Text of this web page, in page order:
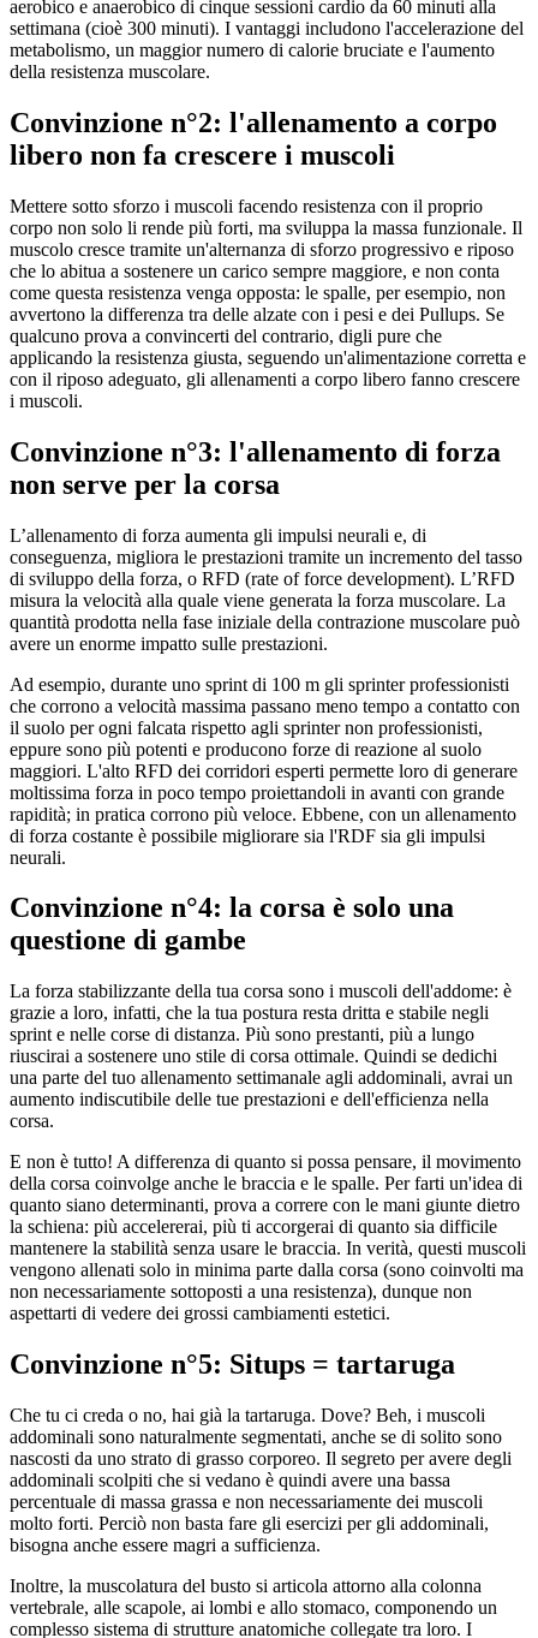
aerobico e anaerobico di cinque sessioni cardio da 60 minuti alla
settimana (cioè 300 minuti). I vantaggi includono l'accelerazione del
metabolismo, un maggior numero di calorie bruciate e l'aumento
della resistenza muscolare.
Convinzione n°2: l'allenamento a corpo
libero non fa crescere i muscoli
Mettere sotto sforzo i muscoli facendo resistenza con il proprio
corpo non solo li rende più forti, ma sviluppa la massa funzionale. Il
muscolo cresce tramite un'alternanza di sforzo progressivo e riposo
che lo abitua a sostenere un carico sempre maggiore, e non conta
come questa resistenza venga opposta: le spalle, per esempio, non
avvertono la differenza tra delle alzate con i pesi e dei Pullups. Se
qualcuno prova a convincerti del contrario, digli pure che
applicando la resistenza giusta, seguendo un'alimentazione corretta e
con il riposo adeguato, gli allenamenti a corpo libero fanno crescere
i muscoli.
Convinzione n°3: l'allenamento di forza
non serve per la corsa
L’allenamento di forza aumenta gli impulsi neurali e, di
conseguenza, migliora le prestazioni tramite un incremento del tasso
di sviluppo della forza, o RFD (rate of force development). L’RFD
misura la velocità alla quale viene generata la forza muscolare. La
quantità prodotta nella fase iniziale della contrazione muscolare può
avere un enorme impatto sulle prestazioni.
Ad esempio, durante uno sprint di 100 m gli sprinter professionisti
che corrono a velocità massima passano meno tempo a contatto con
il suolo per ogni falcata rispetto agli sprinter non professionisti,
eppure sono più potenti e producono forze di reazione al suolo
maggiori. L'alto RFD dei corridori esperti permette loro di generare
moltissima forza in poco tempo proiettandoli in avanti con grande
rapidità; in pratica corrono più veloce. Ebbene, con un allenamento
di forza costante è possibile migliorare sia l'RDF sia gli impulsi
neurali.
Convinzione n°4: la corsa è solo una
questione di gambe
La forza stabilizzante della tua corsa sono i muscoli dell'addome: è
grazie a loro, infatti, che la tua postura resta dritta e stabile negli
sprint e nelle corse di distanza. Più sono prestanti, più a lungo
riuscirai a sostenere uno stile di corsa ottimale. Quindi se dedichi
una parte del tuo allenamento settimanale agli addominali, avrai un
aumento indiscutibile delle tue prestazioni e dell'efficienza nella
corsa.
E non è tutto! A differenza di quanto si possa pensare, il movimento
della corsa coinvolge anche le braccia e le spalle. Per farti un'idea di
quanto siano determinanti, prova a correre con le mani giunte dietro
la schiena: più accelererai, più ti accorgerai di quanto sia difficile
mantenere la stabilità senza usare le braccia. In verità, questi muscoli
vengono allenati solo in minima parte dalla corsa (sono coinvolti ma
non necessariamente sottoposti a una resistenza), dunque non
aspettarti di vedere dei grossi cambiamenti estetici.
Convinzione n°5: Situps = tartaruga
Che tu ci creda o no, hai già la tartaruga. Dove? Beh, i muscoli
addominali sono naturalmente segmentati, anche se di solito sono
nascosti da uno strato di grasso corporeo. Il segreto per avere degli
addominali scolpiti che si vedano è quindi avere una bassa
percentuale di massa grassa e non necessariamente dei muscoli
molto forti. Perciò non basta fare gli esercizi per gli addominali,
bisogna anche essere magri a sufficienza.
Inoltre, la muscolatura del busto si articola attorno alla colonna
vertebrale, alle scapole, ai lombi e allo stomaco, componendo un
complesso sistema di strutture anatomiche collegate tra loro. I